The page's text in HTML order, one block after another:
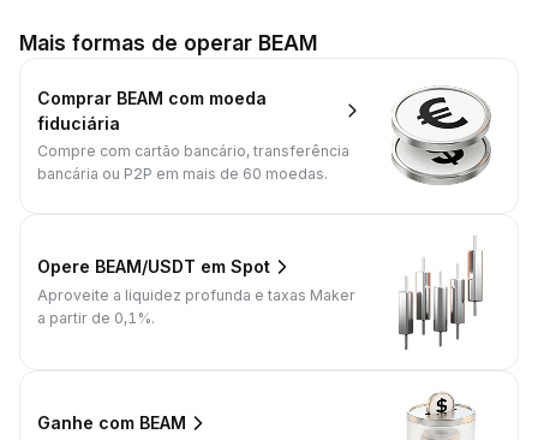
Mais formas de operar BEAM
Comprar BEAM com moeda
fiduciária
Compre com cartão bancário, transferência
bancária ou P2P em mais de 60 moedas.
Opere BEAM/USDT em Spot
Aproveite a liquidez profunda e taxas Maker
a partir de 0,1%.
Ganhe com BEAM